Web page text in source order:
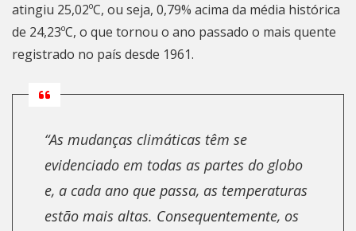
atingiu 25,02ºC, ou seja, 0,79% acima da média histórica
de 24,23ºC, o que tornou o ano passado o mais quente
registrado no país desde 1961.
“As mudanças climáticas têm se
evidenciado em todas as partes do globo
e, a cada ano que passa, as temperaturas
estão mais altas. Consequentemente, os